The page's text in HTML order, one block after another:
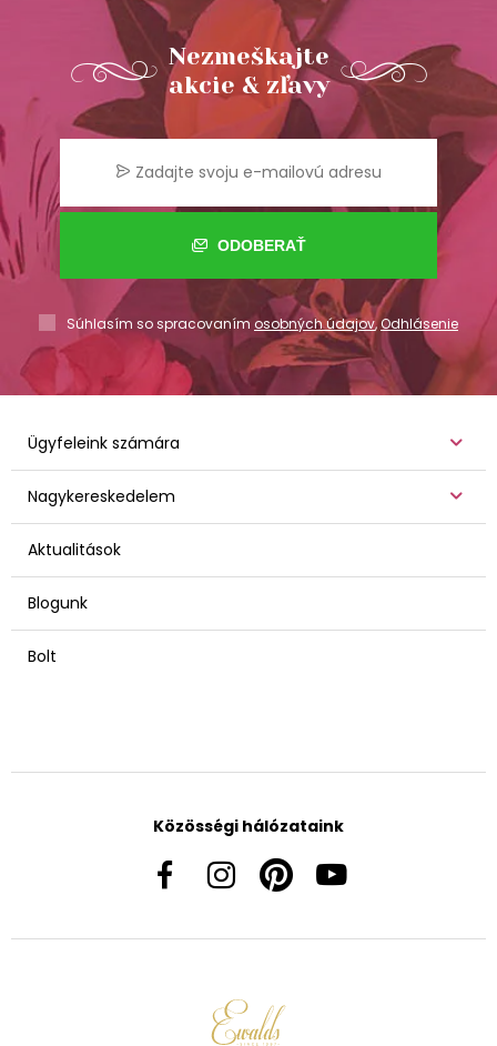
Nezmeškajte
akcie & zľavy
ODOBERAŤ
Súhlasím so spracovaním osobných údajov,Odhlásenie
Ügyfeleink számára
Nagykereskedelem
Aktualitások
Blogunk
Bolt
Közösségi hálózataink